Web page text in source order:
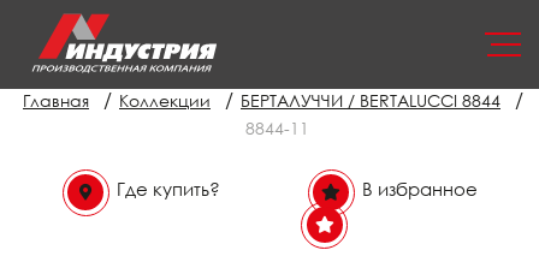
Главная / Коллекции / БЕРТАЛУЧЧИ / BERTALUCCI 8844 /
8844-11
Где купить? В избранное